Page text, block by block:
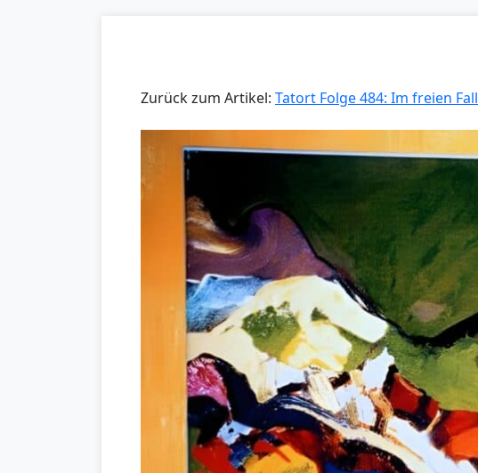
Zurück zum Artikel: Tatort Folge 484: Im freien Fall